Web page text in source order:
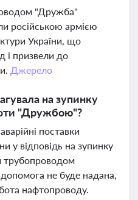
"Дружба"
російською армією
України, що
і призвели до
Джерело
на зупинку
"Дружбою"?
поставки
у відповідь на зупинку
трубопроводом
не буде надана,
нафтопроводу.